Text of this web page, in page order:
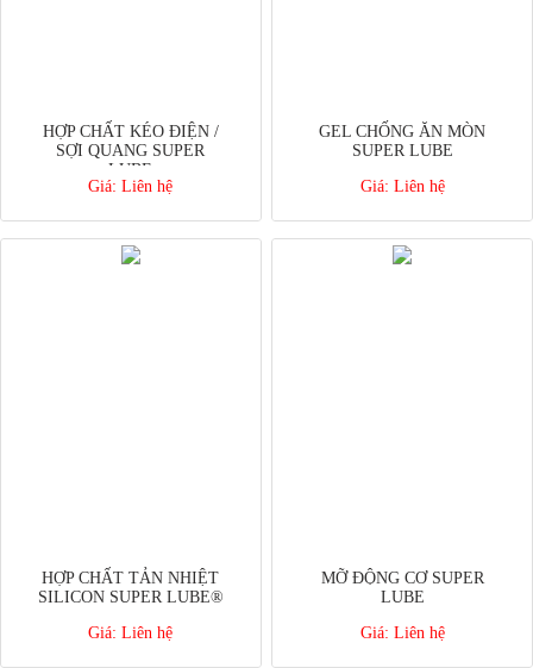
HỢP CHẤT KÉO ĐIỆN /
SỢI QUANG SUPER
LUBE
Giá: Liên hệ
GEL CHỐNG ĂN MÒN
SUPER LUBE
Giá: Liên hệ
HỢP CHẤT TẢN NHIỆT
SILICON SUPER LUBE®
Giá: Liên hệ
MỠ ĐỘNG CƠ SUPER
LUBE
Giá: Liên hệ